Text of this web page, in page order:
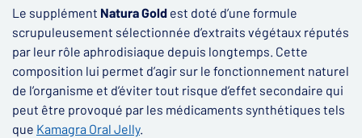
Le supplément Natura Gold est doté d’une formule
scrupuleusement sélectionnée d’extraits végétaux réputés
par leur rôle aphrodisiaque depuis longtemps. Cette
composition lui permet d’agir sur le fonctionnement naturel
de l’organisme et d’éviter tout risque d’effet secondaire qui
peut être provoqué par les médicaments synthétiques tels
que Kamagra Oral Jelly.